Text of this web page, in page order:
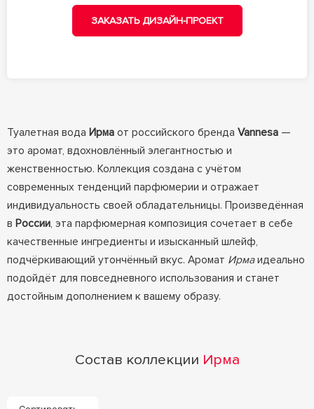
ЗАКАЗАТЬ ДИЗАЙН-ПРОЕКТ
Туалетная вода Ирмаот российского бренда Vannesa—
это аромат, вдохновлённый элегантностью и
женственностью. Коллекция создана с учётом
современных тенденций парфюмерии и отражает
индивидуальность своей обладательницы. Произведённая
в России, эта парфюмерная композиция сочетает в себе
качественные ингредиенты и изысканный шлейф,
подчёркивающий утончённый вкус. Аромат Ирмаидеально
подойдёт для повседневного использования и станет
достойным дополнением к вашему образу.
Состав коллекции Ирма